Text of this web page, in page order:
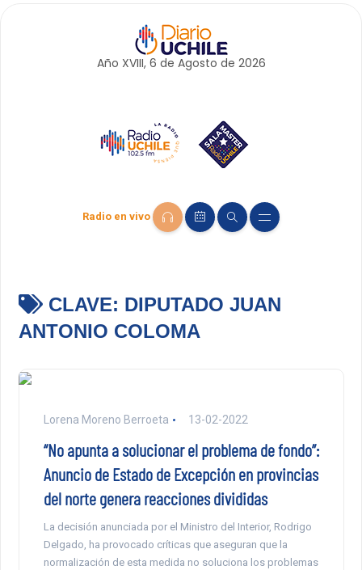
Año XVIII, 6 de Agosto de 2026
Radio en vivo
CLAVE: DIPUTADO JUAN
ANTONIO COLOMA
Lorena Moreno Berroeta 13-02-2022
“No apunta a solucionar el problema de fondo”:
Anuncio de Estado de Excepción en provincias
del norte genera reacciones divididas
La decisión anunciada por el Ministro del Interior, Rodrigo
Delgado, ha provocado críticas que aseguran que la
normalización de esta medida no soluciona los problemas